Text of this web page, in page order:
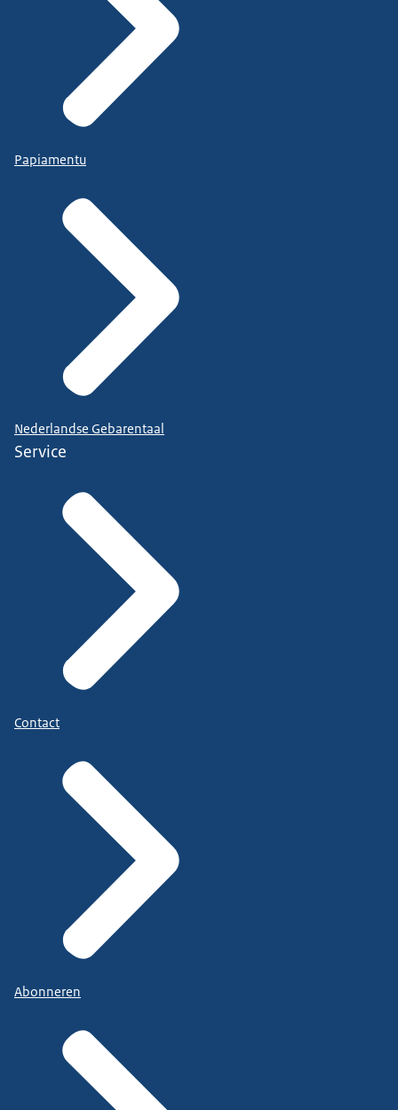
Papiamentu
Nederlandse Gebarentaal
Service
Contact
Abonneren